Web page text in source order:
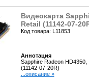
Видеокарта
Retail (11142-07-
Код товара: L11853
Аннотация
Sapphire Radeon
(11142-07-20R)
...описание »